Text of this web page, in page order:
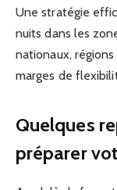
Une stratégie
nuits dans les
nationaux,
marges de
Quelques
préparer